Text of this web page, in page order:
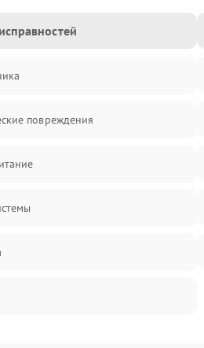
повреждения